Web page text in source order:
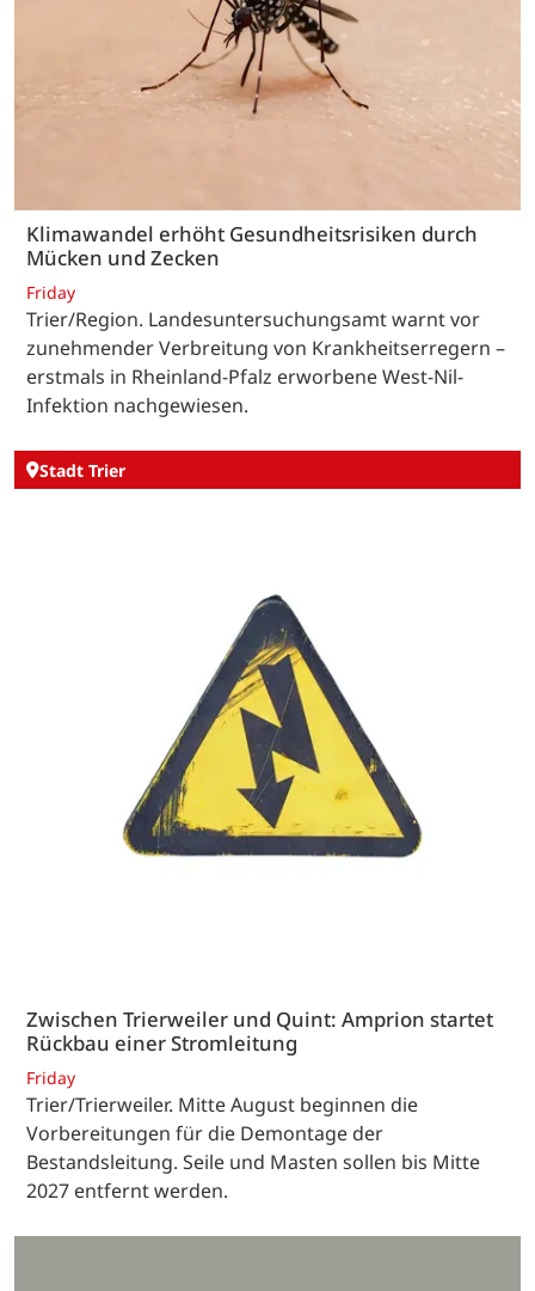
Klimawandel erhöht Gesundheitsrisiken durch
Mücken und Zecken
Friday
Trier/Region. Landesuntersuchungsamt warnt vor
zunehmender Verbreitung von Krankheitserregern –
erstmals in Rheinland-Pfalz erworbene West-Nil-
Infektion nachgewiesen.
Stadt Trier
Zwischen Trierweiler und Quint: Amprion startet
Rückbau einer Stromleitung
Friday
Trier/Trierweiler. Mitte August beginnen die
Vorbereitungen für die Demontage der
Bestandsleitung. Seile und Masten sollen bis Mitte
2027 entfernt werden.